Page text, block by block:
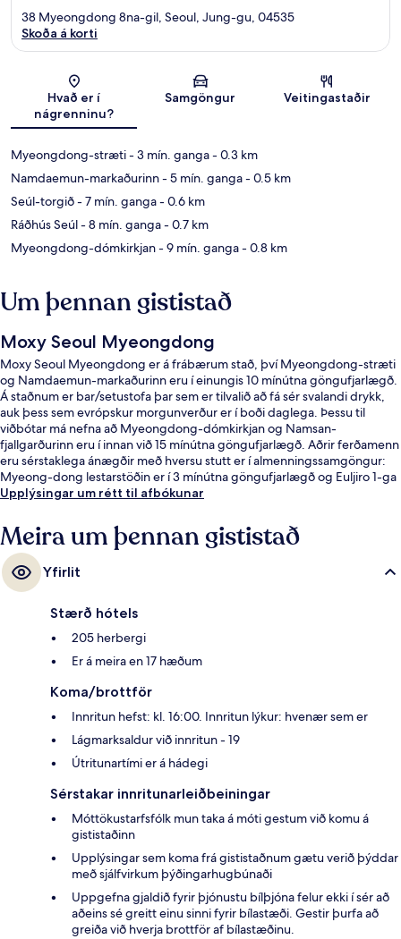
Kort
38 Myeongdong 8na-gil, Seoul, Jung-gu, 04535
Skoða á korti
Hvað er í
nágrenninu?
Samgöngur Veitingastaðir
Myeongdong-stræti- 3 mín. ganga- 0.3 km
Namdaemun-markaðurinn- 5 mín. ganga- 0.5 km
Seúl-torgið- 7 mín. ganga- 0.6 km
Ráðhús Seúl- 8 mín. ganga- 0.7 km
Myeongdong-dómkirkjan- 9 mín. ganga- 0.8 km
Um þennan gististað
Moxy Seoul Myeongdong
Moxy Seoul Myeongdong er á frábærum stað, því Myeongdong-stræti
og Namdaemun-markaðurinn eru í einungis 10 mínútna göngufjarlægð.
Á staðnum er bar/setustofa þar sem er tilvalið að fá sér svalandi drykk,
auk þess sem evrópskur morgunverður er í boði daglega. Þessu til
viðbótar má nefna að Myeongdong-dómkirkjan og Namsan-
fjallgarðurinn eru í innan við 15 mínútna göngufjarlægð. Aðrir ferðamenn
eru sérstaklega ánægðir með hversu stutt er í almenningssamgöngur:
Myeong-dong lestarstöðin er í 3 mínútna göngufjarlægð og Euljiro 1-ga
lestarstöðin er í 6 mínútna göngufjarlægð.
Upplýsingar um rétt til afbókunar
Meira um þennan gististað
Yfirlit
Stærð hótels
205 herbergi
Er á meira en 17 hæðum
Koma/brottför
Innritun hefst: kl. 16:00. Innritun lýkur: hvenær sem er
Lágmarksaldur við innritun - 19
Útritunartími er á hádegi
Sérstakar innritunarleiðbeiningar
Móttökustarfsfólk mun taka á móti gestum við komu á
gististaðinn
Upplýsingar sem koma frá gististaðnum gætu verið þýddar
með sjálfvirkum þýðingarhugbúnaði
Uppgefna gjaldið fyrir þjónustu bílþjóna felur ekki í sér að
aðeins sé greitt einu sinni fyrir bílastæði. Gestir þurfa að
greiða við hverja brottför af bílastæðinu.